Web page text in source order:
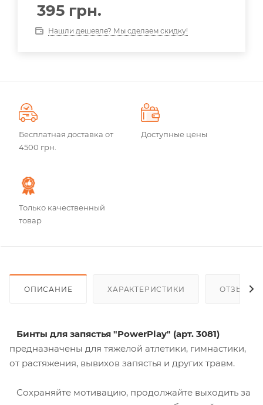
395 грн.
Нашли дешевле? Мы сделаем скидку!
Бесплатная доставка от
4500 грн.
Доступные цены
Только качественный
товар
ОПИСАНИЕ ХАРАКТЕРИСТИКИ ОТЗЫВЫ
Бинты для запястья "PowerPlay" (арт. 3081)
предназначены для тяжелой атлетики, гимнастики,
от растяжения, вывихов запястья и других травм.
Сохраняйте мотивацию, продолжайте выходить за